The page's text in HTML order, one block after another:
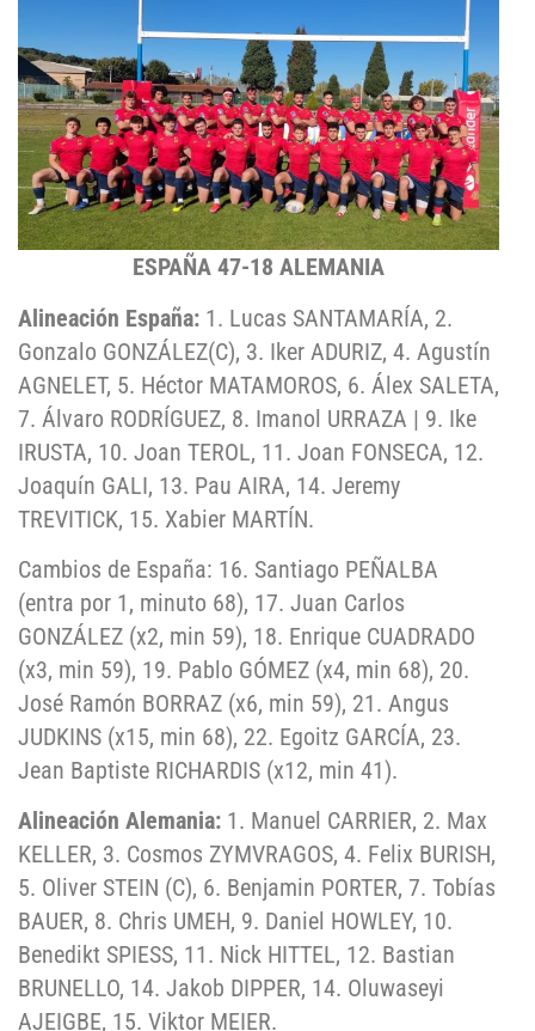
ESPAÑA 47-18 ALEMANIA
Alineación España: 1. Lucas SANTAMARÍA, 2.
Gonzalo GONZÁLEZ(C), 3. Iker ADURIZ, 4. Agustín
AGNELET, 5. Héctor MATAMOROS, 6. Álex SALETA,
7. Álvaro RODRÍGUEZ, 8. Imanol URRAZA | 9. Ike
IRUSTA, 10. Joan TEROL, 11. Joan FONSECA, 12.
Joaquín GALI, 13. Pau AIRA, 14. Jeremy
TREVITICK, 15. Xabier MARTÍN.
Cambios de España: 16. Santiago PEÑALBA
(entra por 1, minuto 68), 17. Juan Carlos
GONZÁLEZ (x2, min 59), 18. Enrique CUADRADO
(x3, min 59), 19. Pablo GÓMEZ (x4, min 68), 20.
José Ramón BORRAZ (x6, min 59), 21. Angus
JUDKINS (x15, min 68), 22. Egoitz GARCÍA, 23.
Jean Baptiste RICHARDIS (x12, min 41).
Alineación Alemania: 1. Manuel CARRIER, 2. Max
KELLER, 3. Cosmos ZYMVRAGOS, 4. Felix BURISH,
5. Oliver STEIN (C), 6. Benjamin PORTER, 7. Tobías
BAUER, 8. Chris UMEH, 9. Daniel HOWLEY, 10.
Benedikt SPIESS, 11. Nick HITTEL, 12. Bastian
BRUNELLO, 14. Jakob DIPPER, 14. Oluwaseyi
AJEIGBE, 15. Viktor MEIER.